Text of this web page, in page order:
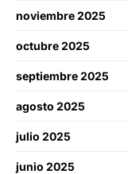
noviembre 2025
octubre 2025
septiembre 2025
agosto 2025
julio 2025
junio 2025